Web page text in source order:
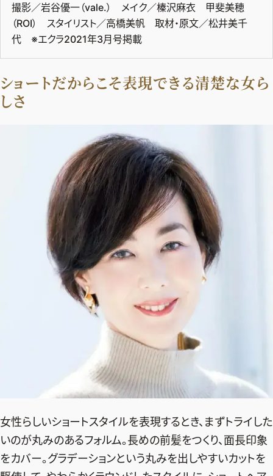
撮影／岩谷優一（vale.） メイク／榛沢麻衣 甲斐美穂
（ROI） スタイリスト／高橋美帆 取材・原文／松井美千
代 ※エクラ2021年3月号掲載
ショートだからこそ表現できる清楚な女ら
しさ
女性らしいショートスタイルを表現するとき、まずトライした
いのが丸みのあるフォルム。長めの前髪をつくり、面長印象
をカバー。グラデーションという丸みを出しやすいカットを